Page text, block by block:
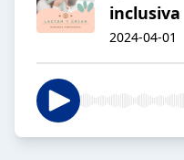
inclusiva
2024-04-01